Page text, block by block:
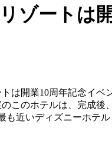
ゾートは
は開業10周年記念イ
このホテルは、完成
近いディズニーホテル